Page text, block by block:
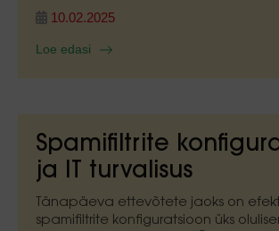
10.02.2025
Loe edasi
Spamifiltrite
ja IT turvalisus
Tänapäeva ettevõtete jaoks on
spamifiltrite konfiguratsioon üks